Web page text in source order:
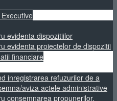
evidenta dispozitiilor
evidenta proiectelor de dispozitii
financiare
inregistrarea refuzurilor de a
aviza actele administrative
consemnarea propunerilor,